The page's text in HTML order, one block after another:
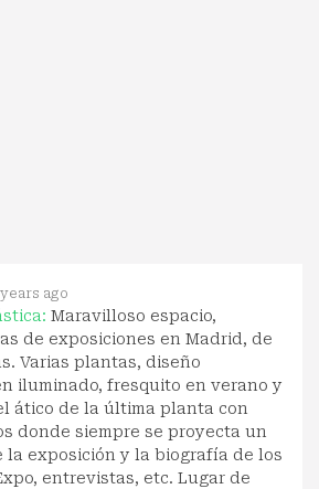
years ago
Maravilloso espacio,
de exposiciones en Madrid, de
Varias plantas, diseño
iluminado, fresquito en verano y
ático de la última planta con
donde siempre se proyecta un
la exposición y la biografía de los
entrevistas, etc. Lugar de